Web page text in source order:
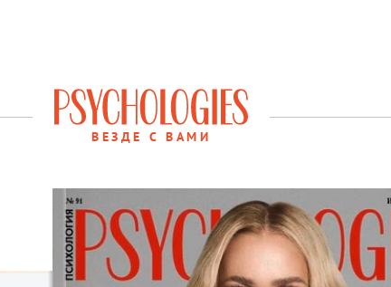
ВЕЗДЕ С ВАМИ